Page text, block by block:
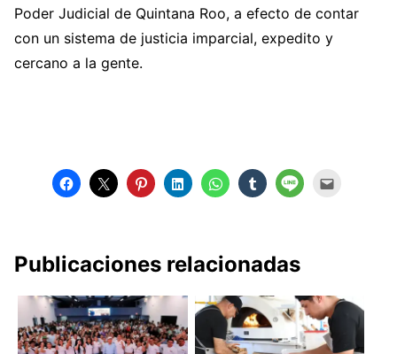
Poder Judicial de Quintana Roo, a efecto de contar
con un sistema de justicia imparcial, expedito y
cercano a la gente.
Publicaciones relacionadas